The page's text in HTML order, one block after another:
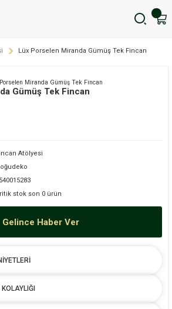
Lüx Porselen Miranda Gümüş Tek Fincan
Gümüş Tek Fincan
Atölyesi
stok son 0 ürün
Gelince Haber Ver